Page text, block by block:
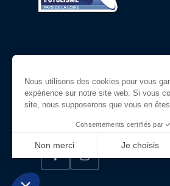
Suivez-nous !